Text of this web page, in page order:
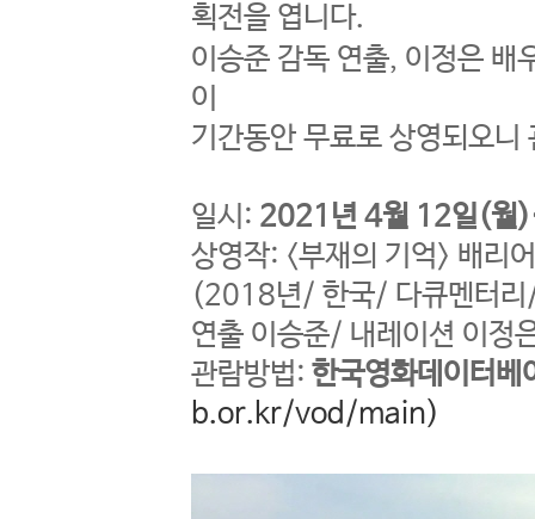
획전을 엽니다.
이승준 감독 연출, 이정은 배
이
기간동안 무료로 상영되오
일시: 2021년 4월 12일(
상영작: <부재의 기억> 배리
(2018년/ 한국/ 다큐멘터리
연출 이승준/ 내레이션 이정
관람방법: 한국영화데이터
b.or.kr/vod/main)